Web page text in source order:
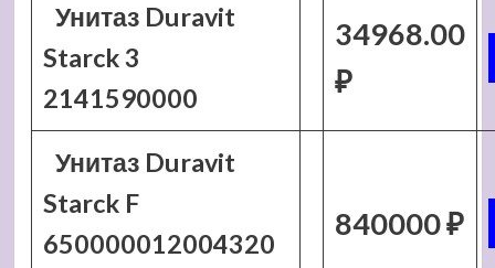
Унитаз Duravit
Starck 3
2141590000
34968.00
₽
Унитаз Duravit
Starck F
650000012004320
840000 ₽